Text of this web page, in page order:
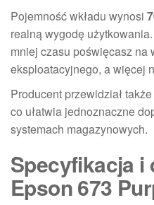
Pojemność wkładu wynosi
realną wygodę
mniej czasu poświęcasz na
eksploatacyjnego, a więcej
Producent przewidział
co ułatwia jednoznaczne
systemach magazynowych.
Specyfikacja i
Epson 673